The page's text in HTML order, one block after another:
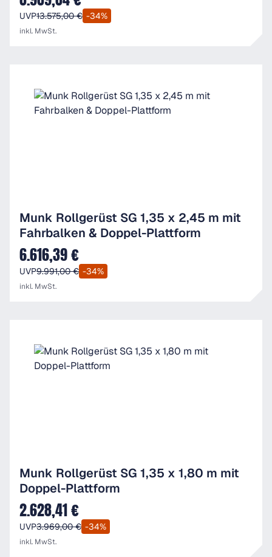
UVP13.575,00 € -34%
inkl. MwSt.
Munk Rollgerüst SG 1,35 x 2,45 m mit
Fahrbalken & Doppel-Plattform
Verkaufspreis:
6.616,39 €
UVP9.991,00 € -34%
inkl. MwSt.
Munk Rollgerüst SG 1,35 x 1,80 m mit
Doppel-Plattform
Verkaufspreis:
2.628,41 €
UVP3.969,00 € -34%
inkl. MwSt.